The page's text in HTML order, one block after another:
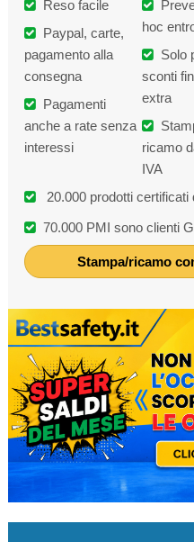
Reso facile
Paypal, carte,
pagamento alla
consegna
Pagamenti
anche a rate senza
interessi
hoc
Solo
sconti
extra
ricamo
IVA
20.000 prodotti certificati
70.000 PMI sono clienti
Stampa/ricamo